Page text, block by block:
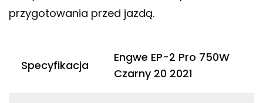
przygotowania przed jazdą.
Specyfikacja
Engwe EP-2 Pro 750W
Czarny 20 2021